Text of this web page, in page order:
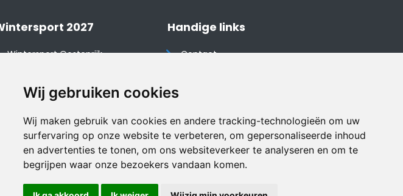
Wij gebruiken cookies
Wij maken gebruik van cookies en andere tracking-technologieën om uw
surfervaring op onze website te verbeteren, om gepersonaliseerde inhoud
en advertenties te tonen, om ons websiteverkeer te analyseren en om te
begrijpen waar onze bezoekers vandaan komen.
2027
Wintersport Oostenrijk
Wintersport Tsjechië
Wintersport Duitsland
Wintersport Italië
Handige links
Contact
Disclaimer
Vakantiehuis website